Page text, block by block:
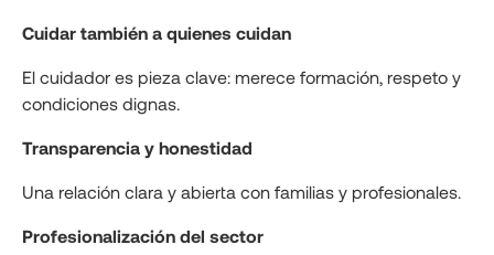
Cuidar también a quienes cuidan
El cuidador es pieza clave: merece formación, respeto y
condiciones dignas.
Transparencia y honestidad
Una relación clara y abierta con familias y profesionales.
Profesionalización del sector